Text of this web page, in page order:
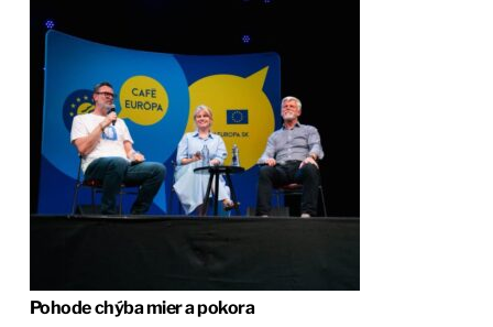
Pohode chýba mier a pokora